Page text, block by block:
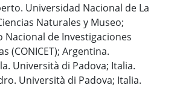
Universidad Nacional de La
Naturales y Museo;
de Investigaciones
(CONICET); Argentina.
Università di Padova; Italia.
Università di Padova; Italia.